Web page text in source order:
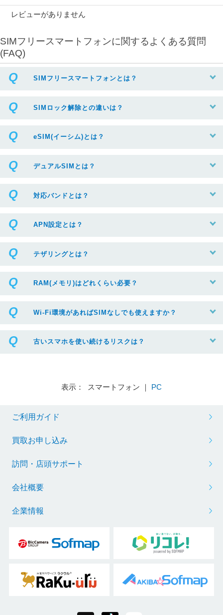
レビューがありません
SIMフリースマートフォンに関するよくある質問
(FAQ)
SIMフリースマートフォンとは？
SIMロック解除との違いは？
eSIM(イーシム)とは？
デュアルSIMとは？
対応バンドとは？
APN設定とは？
テザリングとは？
RAM(メモリ)はどれくらい必要？
Wi-Fi環境があればSIMなしでも使えますか？
古いスマホを使い続けるリスクは？
表示： スマートフォン ｜ PC
ご利用ガイド
買取お申し込み
訪問・店頭サポート
会社概要
企業情報